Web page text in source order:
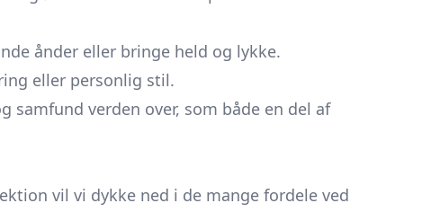
ånder eller bringe held og lykke.
eller personlig stil.
verden over, som både en del af
vil vi dykke ned i de mange fordele ved